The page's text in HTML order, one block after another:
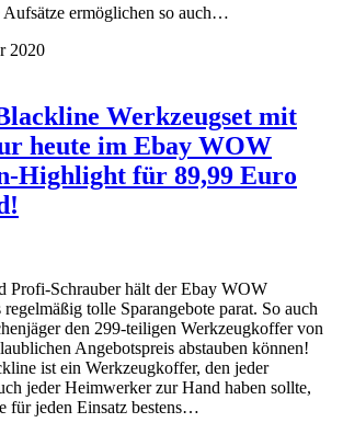
ermöglichen so auch…
2020
Werkzeugset mit
heute im Ebay WOW
Highlight für 89,99 Euro
Profi-Schrauber hält der Ebay WOW
regelmäßig tolle Sparangebote parat. So auch
den 299-teiligen Werkzeugkoffer von
Angebotspreis abstauben können!
ist ein Werkzeugkoffer, den jeder
jeder Heimwerker zur Hand haben sollte,
für jeden Einsatz bestens…